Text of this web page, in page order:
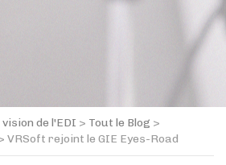
de l'EDI > Tout le Blog >
VRSoft rejoint le GIE Eyes-Road